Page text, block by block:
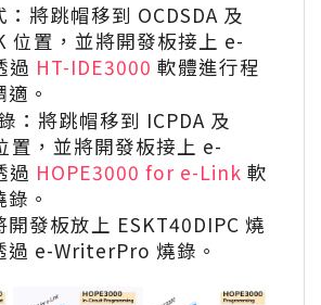
：將跳帽移到 OCDSDA 及
位置，並將開發板接上 e-
過 HT-IDE3000 軟體進行程
。
：將跳帽移到 ICPDA 及
置，並將開發板接上 e-
過 HOPE3000 for e-Link 軟
。
開發板放上 ESKT40DIPC 燒
過 e-WriterPro 燒錄。